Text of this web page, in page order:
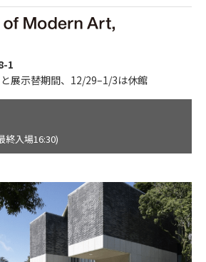
1
展示替期間、12/29–1/3は休館
終入場16:30)